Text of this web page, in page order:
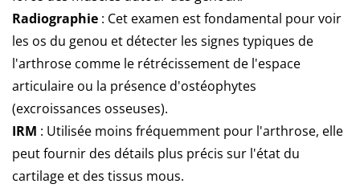
Radiographie : Cet examen est fondamental pour voir
les os du genou et détecter les signes typiques de
l'arthrose comme le rétrécissement de l'espace
articulaire ou la présence d'ostéophytes
(excroissances osseuses).
IRM : Utilisée moins fréquemment pour l'arthrose, elle
peut fournir des détails plus précis sur l'état du
cartilage et des tissus mous.